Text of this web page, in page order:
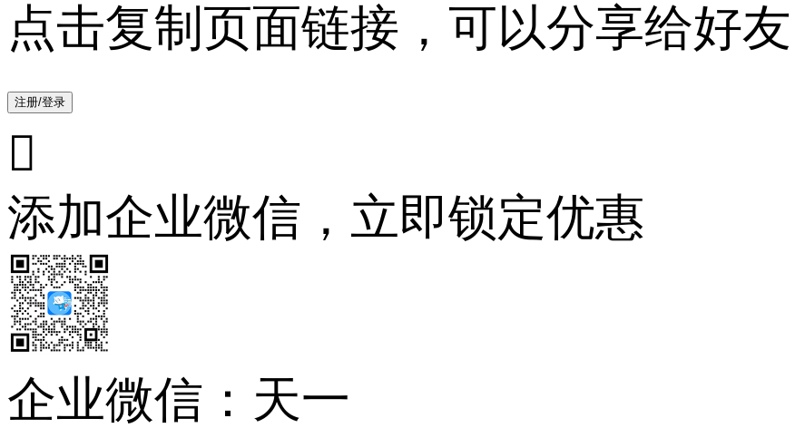
点击复制页面链接，可以分享给好友
注册/登录

添加企业微信，立即锁定优惠
企业微信：天一